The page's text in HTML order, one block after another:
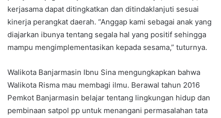
kerjasama dapat ditingkatkan dan ditindaklanjuti sesuai
kinerja perangkat daerah. “Anggap kami sebagai anak yang
diajarkan ibunya tentang segala hal yang positif sehingga
mampu mengimplementasikan kepada sesama,” tuturnya.
Walikota Banjarmasin Ibnu Sina mengungkapkan bahwa
Walikota Risma mau membagi ilmu. Berawal tahun 2016
Pemkot Banjarmasin belajar tentang lingkungan hidup dan
pembinaan satpol pp untuk menangani permasalahan tata